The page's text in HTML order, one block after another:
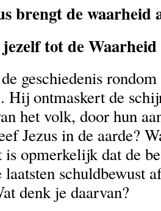
brengt de waarheid
tot de
geschiedenis
Hij ontmaskert de
het volk, door hun
Jezus in de aarde?
is opmerkelijk dat de
laatsten schuldbewust
denk je daarvan?